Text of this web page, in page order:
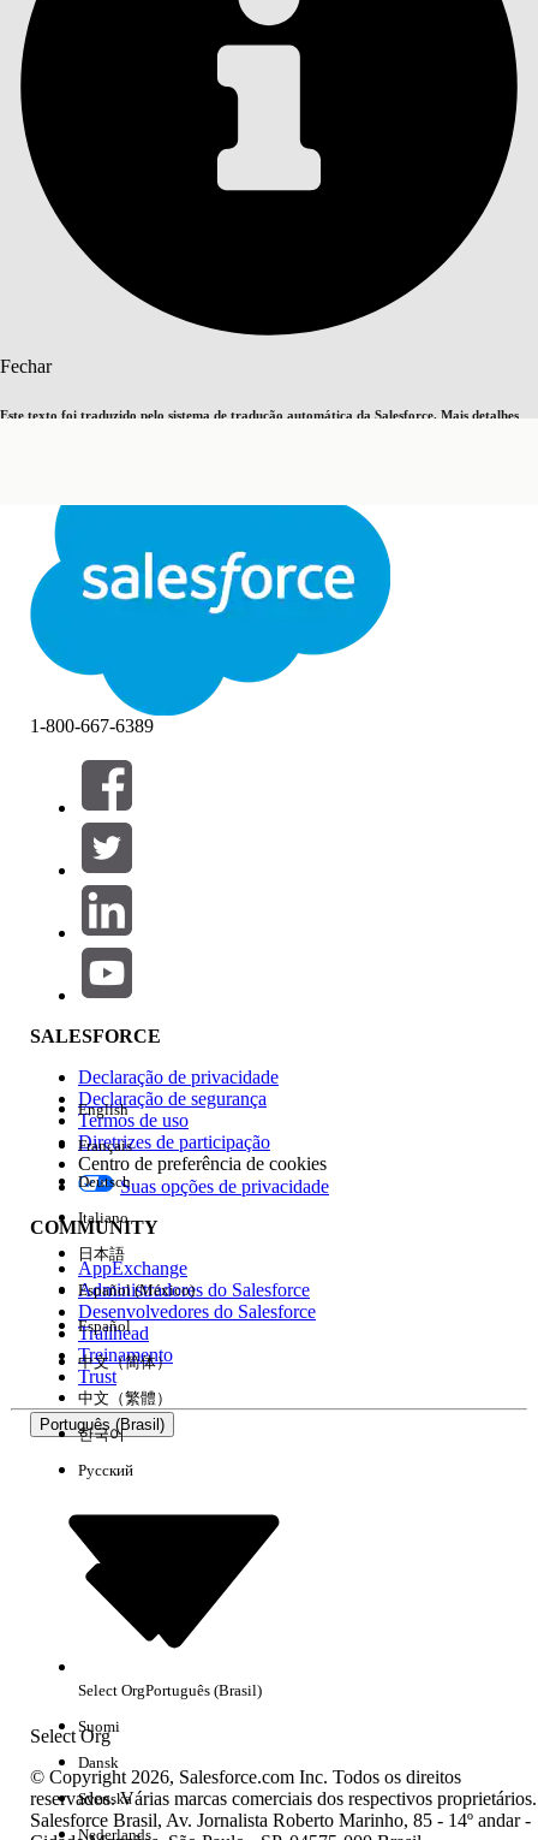
Fechar
Este texto foi traduzido pelo sistema de tradução automática da Salesforce. Mais detalhes
Fechar Fechar
ÍNDICE
Pesquisar
Filtros (0)
SELECIONAR FILTROS
Área de produtos
Impacto do recurso
Edição
Experiência
Sem resultados
1-800-667-6389
SALESFORCE
Declaração de privacidade
Declaração de segurança
Termos de uso
Diretrizes de participação
Centro de preferência de cookies
Suas opções de privacidade
COMMUNITY
AppExchange
Administradores do Salesforce
Desenvolvedores do Salesforce
Trailhead
Treinamento
Trust
Português (Brasil)
Select Org
English
Français
Deutsch
Italiano
日本語
Español (México)
Español
中文（简体）
中文（繁體）
한국어
Русский
Select OrgPortuguês (Brasil)
Suomi
Dansk
Svenska
Nederlands
© Copyright 2026, Salesforce.com Inc. Todos os direitos
reservados. Várias marcas comerciais dos respectivos proprietários.
Salesforce Brasil, Av. Jornalista Roberto Marinho, 85 - 14º andar -